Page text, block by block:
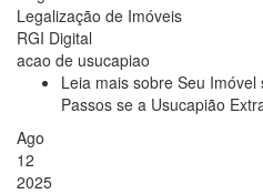
Legalização de Imóveis
RGI Digital
acao de usucapiao
Leia mais sobre Seu Imóvel
Passos se a Usucapião
Ago
12
2025